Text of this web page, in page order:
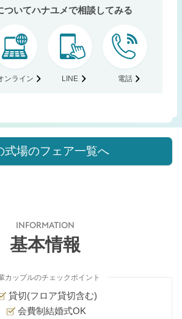
ついてハナユメで相談してみる
ンライン LINE 電話
式場のフェア一覧へ
INFORMATION
基本情報
カップルのチェックポイント
貸切(フロア貸切含む)
会費制結婚式OK